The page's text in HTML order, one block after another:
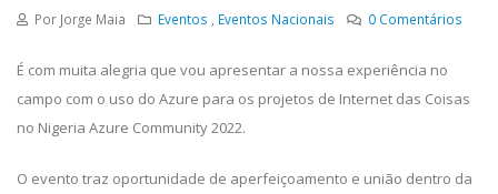
Por Jorge Maia Eventos , Eventos Nacionais 0 Comentários
É com muita alegria que vou apresentar a nossa experiência no
campo com o uso do Azure para os projetos de Internet das Coisas
no Nigeria Azure Community 2022.
O evento traz oportunidade de aperfeiçoamento e união dentro da